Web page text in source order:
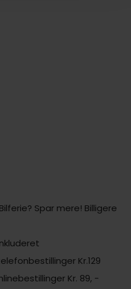
Spar mere! Billigere
Kr.129
Kr. 89, -